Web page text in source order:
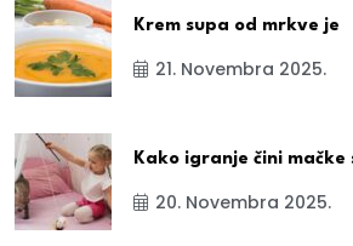
Krem supa od mrkve je
21. Novembra 2025.
Kako igranje čini mačke
20. Novembra 2025.